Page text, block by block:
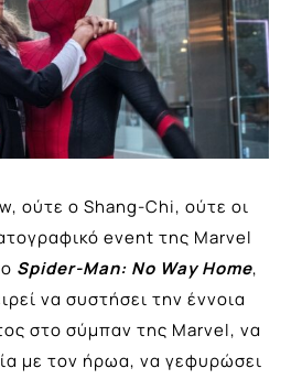
oύτε ο Shang-Chi, ούτε οι
event της Marvel
Spider-Man: No Way Home,
να συστήσει την έννοια
στο σύμπαν της Marvel, να
με τον ήρωα, να γεφυρώσει